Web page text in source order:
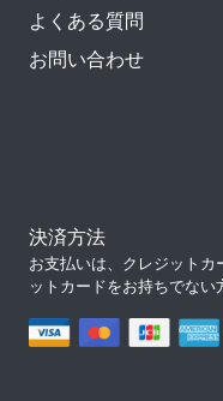
よくある質問
お問い合わせ
決済方法
お支払いは、クレジット
ットカードをお持ちでない